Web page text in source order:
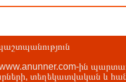
www.anunner.com-ին
տեղեկատվական և